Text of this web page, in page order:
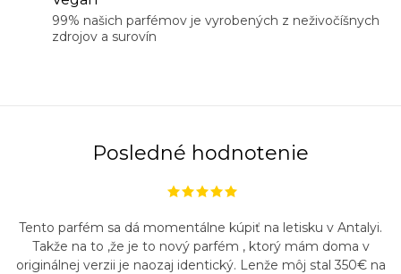
99% našich parfémov je vyrobených z neživočíšnych
zdrojov a surovín
Posledné hodnotenie
Tento parfém sa dá momentálne kúpiť na letisku v Antalyi.
Takže na to ,že je to nový parfém , ktorý mám doma v
originálnej verzii je naozaj identický. Lenže môj stal 350€ na